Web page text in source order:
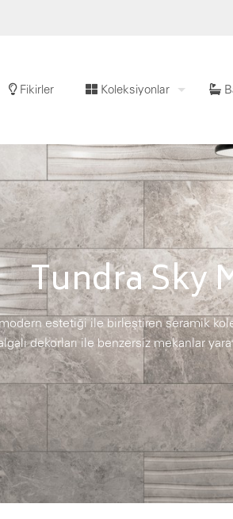
Fikirler Koleksiyonlar
Tundra Sky
estetiği ile birleştiren seramik
dekorları ile benzersiz mekanlar